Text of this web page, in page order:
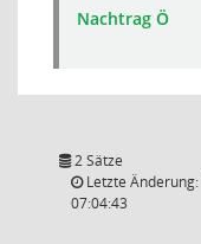
Nachtrag Ö
2 Sätze
Letzte
07:04:43